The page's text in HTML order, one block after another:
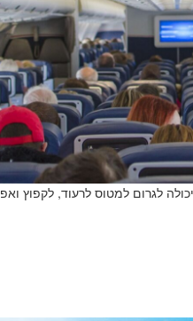
לגרום למטוס לרעוד, לקפוץ
שם משפחה